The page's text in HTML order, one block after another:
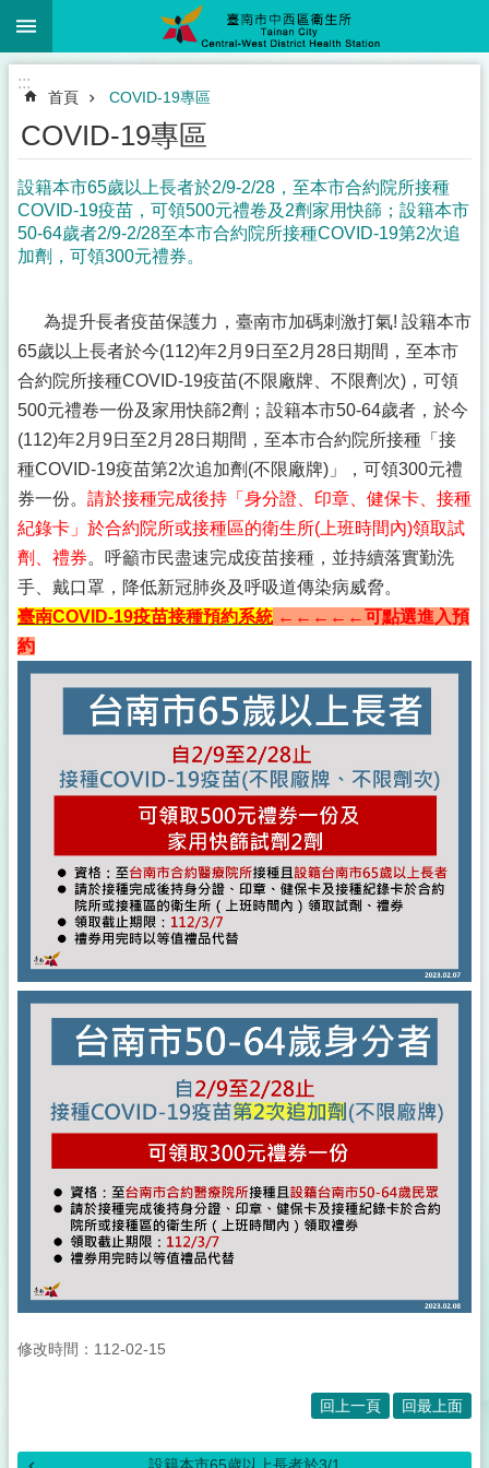
跳到主要內容區塊
:::
首頁 COVID-19專區
COVID-19專區
設籍本市65歲以上長者於2/9-2/28，至本市合約院所接種
COVID-19疫苗，可領500元禮卷及2劑家用快篩；設籍本市
50-64歲者2/9-2/28至本市合約院所接種COVID-19第2次追
加劑，可領300元禮券。
為提升長者疫苗保護力，臺南市加碼刺激打氣! 設籍本市
65歲以上長者於今(112)年2月9日至2月28日期間，至本市
合約院所接種COVID-19疫苗(不限廠牌、不限劑次)，可領
500元禮卷一份及家用快篩2劑；設籍本市50-64歲者，於今
(112)年2月9日至2月28日期間，至本市合約院所接種「接
種COVID-19疫苗第2次追加劑(不限廠牌)」，可領300元禮
券一份。 請於接種完成後持「身分證、印章、健保卡、接種
紀錄卡」於合約院所或接種區的衛生所(上班時間內)領取試
劑、禮券。呼籲市民盡速完成疫苗接種，並持續落實勤洗
手、戴口罩，降低新冠肺炎及呼吸道傳染病威脅。
臺南COVID-19疫苗接種預約系統 ←←←←←可點選進入預
約
修改時間：112-02-15
回上一頁 回最上面